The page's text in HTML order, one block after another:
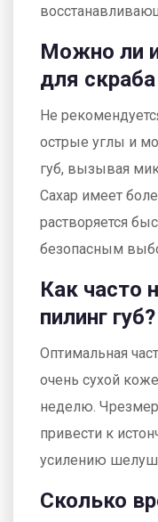
Можно ли
для
Не
острые углы и
губ, вызывая
Сахар имеет
растворяется
безопасным
Как часто
пилинг губ?
Оптимальная
очень сухой
неделю.
привести к
усилению
Сколько